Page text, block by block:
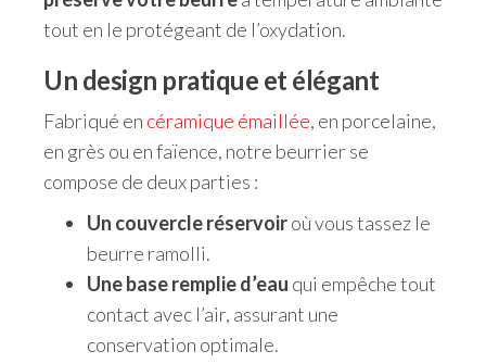
tout en le protégeant de l’oxydation.
Un design pratique et élégant
Fabriqué en céramique émaillée, en porcelaine,
en grès ou en faïence, notre beurrier se
compose de deux parties :
Un couvercle réservoiroù vous tassez le
beurre ramolli.
Une base remplie d’eau qui empêche tout
contact avec l’air, assurant une
conservation optimale.